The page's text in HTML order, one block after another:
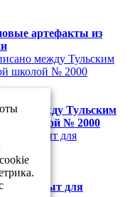
артефакты из
между Тульским
школой № 2000
закрыт для